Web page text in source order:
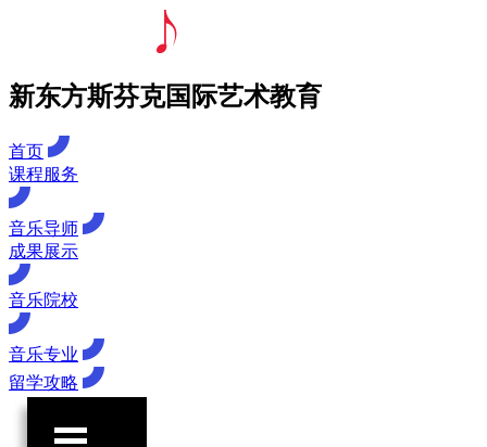
新东方斯芬克国际艺术教育
首页
课程服务
音乐导师
成果展示
音乐院校
音乐专业
留学攻略